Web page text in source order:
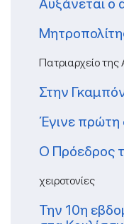
Πατριαρχείο της
Στην
Έγινε πρώτη
Ο Πρόεδρος
χειροτονίες
Την 10η